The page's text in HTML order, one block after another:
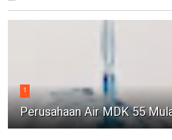
1
Perusahaan Air MDK 55